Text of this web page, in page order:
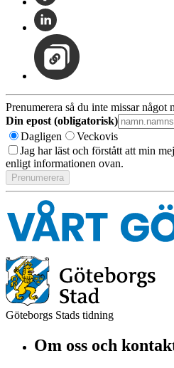
Prenumerera så du inte missar något
Din epost (obligatorisk)
Dagligen
Veckovis
Jag har läst och förstått att min
enligt informationen ovan.
Göteborgs Stads tidning
Om oss och